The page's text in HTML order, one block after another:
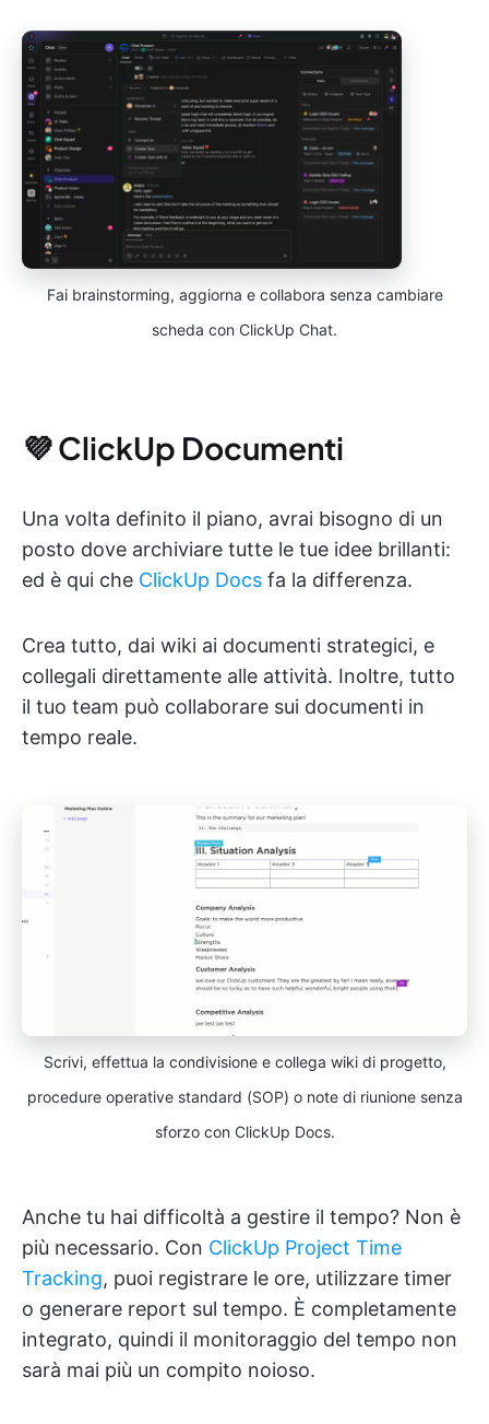
Fai brainstorming, aggiorna e collabora senza cambiare
scheda con ClickUp Chat.
💜 ClickUp Documenti
Una volta definito il piano, avrai bisogno di un
posto dove archiviare tutte le tue idee brillanti:
ed è qui che ClickUp Docs fa la differenza.
Crea tutto, dai wiki ai documenti strategici, e
collegali direttamente alle attività. Inoltre, tutto
il tuo team può collaborare sui documenti in
tempo reale.
Scrivi, effettua la condivisione e collega wiki di progetto,
procedure operative standard (SOP) o note di riunione senza
sforzo con ClickUp Docs.
Anche tu hai difficoltà a gestire il tempo? Non è
più necessario. Con ClickUp Project Time
Tracking, puoi registrare le ore, utilizzare timer
o generare report sul tempo. È completamente
integrato, quindi il monitoraggio del tempo non
sarà mai più un compito noioso.